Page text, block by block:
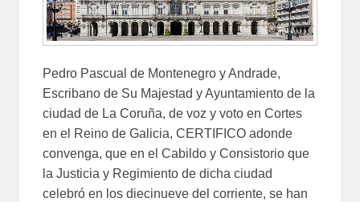
Pedro Pascual de Montenegro y Andrade,
Escribano de Su Majestad y Ayuntamiento de la
ciudad de La Coruña, de voz y voto en Cortes
en el Reino de Galicia, CERTIFICO adonde
convenga, que en el Cabildo y Consistorio que
la Justicia y Regimiento de dicha ciudad
celebró en los diecinueve del corriente, se han